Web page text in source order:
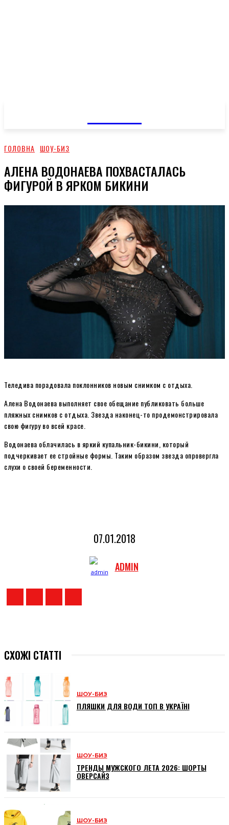
ГОЛОВНА ШОУ-БИЗ
АЛЕНА ВОДОНАЕВА ПОХВАСТАЛАСЬ
ФИГУРОЙ В ЯРКОМ БИКИНИ
Теледива порадовала поклонников новым снимком с отдыха.
Алена Водонаева выполняет свое обещание публиковать больше
пляжных снимков с отдыха. Звезда наконец-то продемонстрировала
свою фигуру во всей красе.
Водонаева облачилась в яркий купальник-бикини, который
подчеркивает ее стройные формы. Таким образом звезда опровергла
слухи о своей беременности.
07.01.2018
ADMIN
СХОЖІ СТАТТІ
ШОУ-БИЗ
ПЛЯШКИ ДЛЯ ВОДИ ТОП В УКРАЇНІ
ШОУ-БИЗ
ТРЕНДЫ МУЖСКОГО ЛЕТА 2026: ШОРТЫ
ОВЕРСАЙЗ
ШОУ-БИЗ